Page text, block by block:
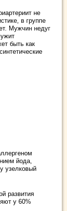
не
в группе
Мужчин недуг
быть как
йода,
узелковый
развития
у 60%